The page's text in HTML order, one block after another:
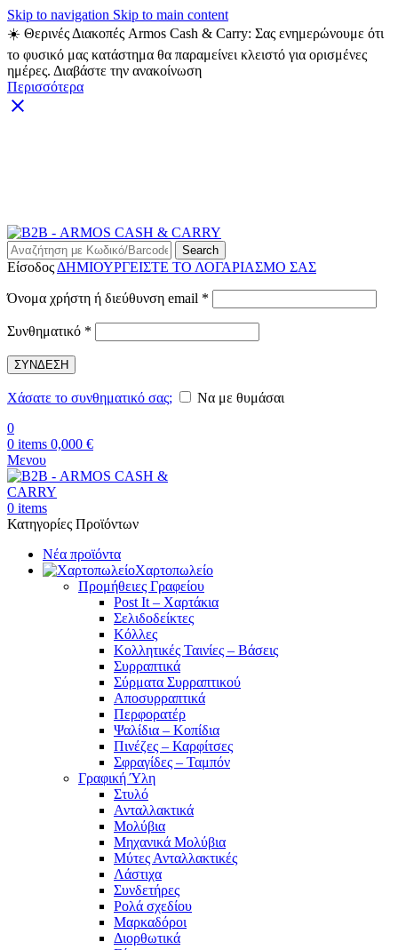
Skip to navigation Skip to main content
☀️ Θερινές Διακοπές Armos Cash & Carry: Σας ενημερώνουμε ότι
το φυσικό μας κατάστημα θα παραμείνει κλειστό για ορισμένες
ημέρες. Διαβάστε την ανακοίνωση
Περισσότερα
Search
Είσοδος ΔΗΜΙΟΥΡΓΕΙΣΤΕ ΤΟ ΛΟΓΑΡΙΑΣΜΟ ΣΑΣ
Όνομα χρήστη ή διεύθυνση email *
Συνθηματικό *
ΣΥΝΔΕΣΗ
Χάσατε το συνθηματικό σας;
Να με θυμάσαι
0
0 items 0,000 €
Μενου
0 items
Κατηγορίες Προϊόντων
Νέα προϊόντα
Χαρτοπωλείο
Προμήθειες Γραφείου
Post It – Χαρτάκια
Σελιδοδείκτες
Κόλλες
Κολλητικές Ταινίες – Βάσεις
Συρραπτικά
Σύρματα Συρραπτικού
Αποσυρραπτικά
Περφορατέρ
Ψαλίδια – Κοπίδια
Πινέζες – Καρφίτσες
Σφραγίδες – Ταμπόν
Γραφική Ύλη
Στυλό
Ανταλλακτικά
Μολύβια
Μηχανικά Μολύβια
Μύτες Ανταλλακτικές
Λάστιχα
Συνδετήρες
Ρολά σχεδίου
Μαρκαδόροι
Διορθωτικά